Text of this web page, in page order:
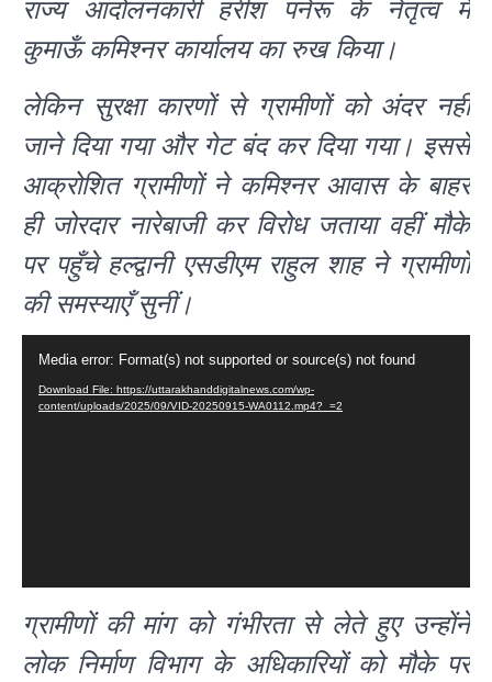
राज्य आंदोलनकारी हरीश पनेरू के नेतृत्व में
कुमाऊँ कमिश्नर कार्यालय का रुख किया।
लेकिन सुरक्षा कारणों से ग्रामीणों को अंदर नहीं
जाने दिया गया और गेट बंद कर दिया गया। इससे
आक्रोशित ग्रामीणों ने कमिश्नर आवास के बाहर
ही जोरदार नारेबाजी कर विरोध जताया वहीं मौके
पर पहुँचे हल्द्वानी एसडीएम राहुल शाह ने ग्रामीणों
की समस्याएँ सुनीं।
Media error: Format(s) not supported or source(s) not found
Download File: https://uttarakhanddigitalnews.com/wp-
content/uploads/2025/09/VID-20250915-WA0112.mp4?_=2
ग्रामीणों की मांग को गंभीरता से लेते हुए उन्होंने
लोक निर्माण विभाग के अधिकारियों को मौके पर